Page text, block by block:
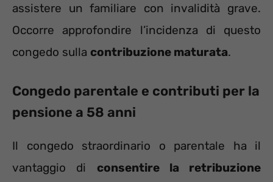
assistere un familiare con invalidità grave.
Occorre approfondire l’incidenza di questo
congedo sulla contribuzione maturata.
Congedo parentale e contributi per la
pensione a 58 anni
Il congedo straordinario o parentale ha il
vantaggio di consentire la retribuzione